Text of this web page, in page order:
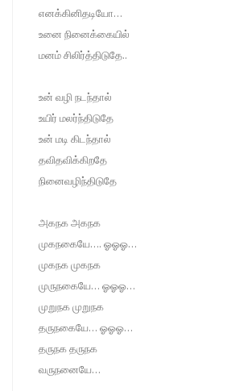
எனக்கினிதடியோ…
உனை நினைக்கையில்
மனம் சிலிர்த்திடுதே..
உன் வழி நடந்தால்
உயிர் மலர்ந்திடுதே
உன் மடி கிடந்தால்
தவிதவிக்கிறதே
நினைவழிந்திடுதே
அகநக அகநக
முகநகையே…. ஓஓஓ…
முகநக முகநக
முருநகையே… ஓஓஓ…
முறுநக முறுநக
தருநகையே… ஓஓஓ…
தருநக தருநக
வருநனையே…